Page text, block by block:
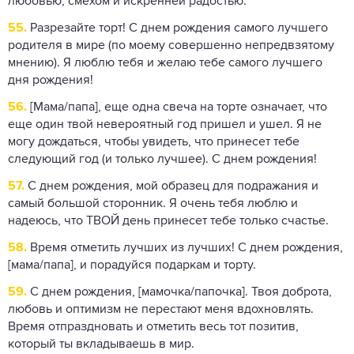
55. Разрезайте торт! С днем ​​рождения самого лучшего
родителя в мире (по моему совершенно непредвзятому
мнению). Я люблю тебя и желаю тебе самого лучшего
дня рождения!
56. [Мама/папа], еще одна свеча на торте означает, что
еще один твой невероятный год пришел и ушел. Я не
могу дождаться, чтобы увидеть, что принесет тебе
следующий год (и только лучшее). С днем ​​рождения!
57. С днем ​​рождения, мой образец для подражания и
самый большой сторонник. Я очень тебя люблю и
надеюсь, что ТВОЙ день принесет тебе только счастье.
58. Время отметить лучших из лучших! С днем ​​рождения,
[мама/папа], и порадуйся подаркам и торту.
59. С днем ​​рождения, [мамочка/папочка]. Твоя доброта,
любовь и оптимизм не перестают меня вдохновлять.
Время отпраздновать и отметить весь тот позитив,
который ты вкладываешь в мир.